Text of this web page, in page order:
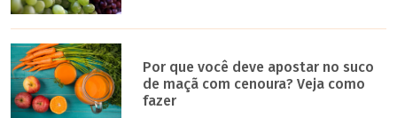
Por que você deve apostar no suco
de maçã com cenoura? Veja como
fazer